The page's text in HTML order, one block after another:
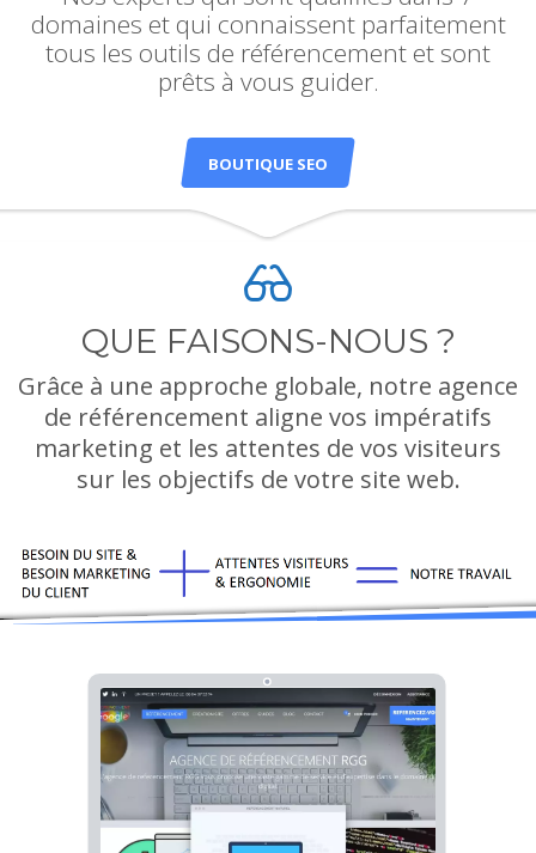
domaines et qui connaissent parfaitement
tous les outils de référencement et sont
prêts à vous guider.
BOUTIQUE SEO
QUE FAISONS-NOUS ?
Grâce à une approche globale, notre agence
de référencement aligne vos impératifs
marketing et les attentes de vos visiteurs
sur les objectifs de votre site web.